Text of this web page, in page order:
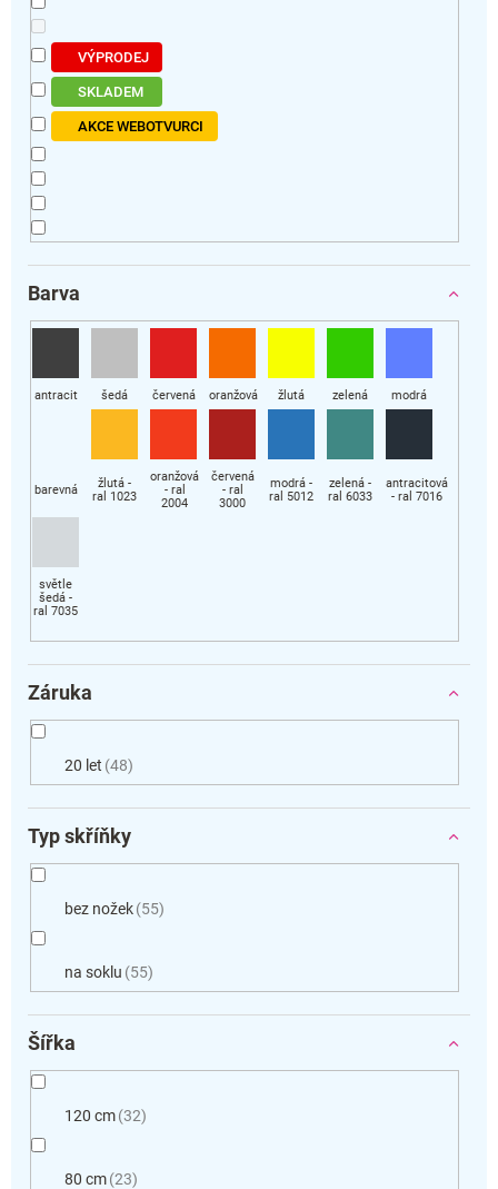
VÝPRODEJ
SKLADEM
AKCE WEBOTVURCI
Barva
Záruka
20 let 48
Typ skříňky
bez nožek 55
na soklu 55
Šířka
120 cm 32
80 cm 23